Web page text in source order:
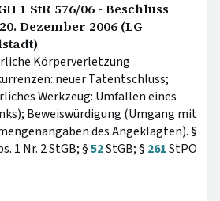
1 StR 576/06 - Beschluss
Dezember 2006 (LG
Körperverletzung
neuer Tatentschluss;
Werkzeug: Umfallen eines
Beweiswürdigung (Umgang mit
des Angeklagten). §
1 Nr. 2 StGB; §52StGB; § 261StPO